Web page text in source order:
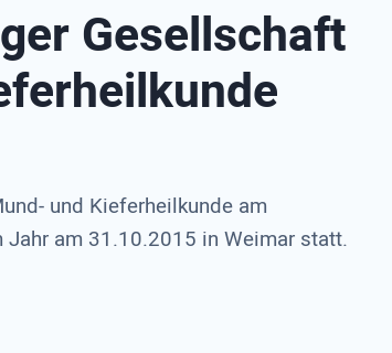
Gesellschaft
und Kieferheilkunde am
am 31.10.2015 in Weimar statt.